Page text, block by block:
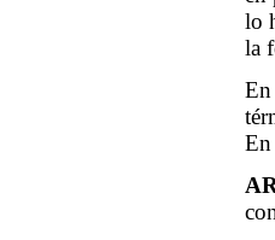
lo
la
En
En